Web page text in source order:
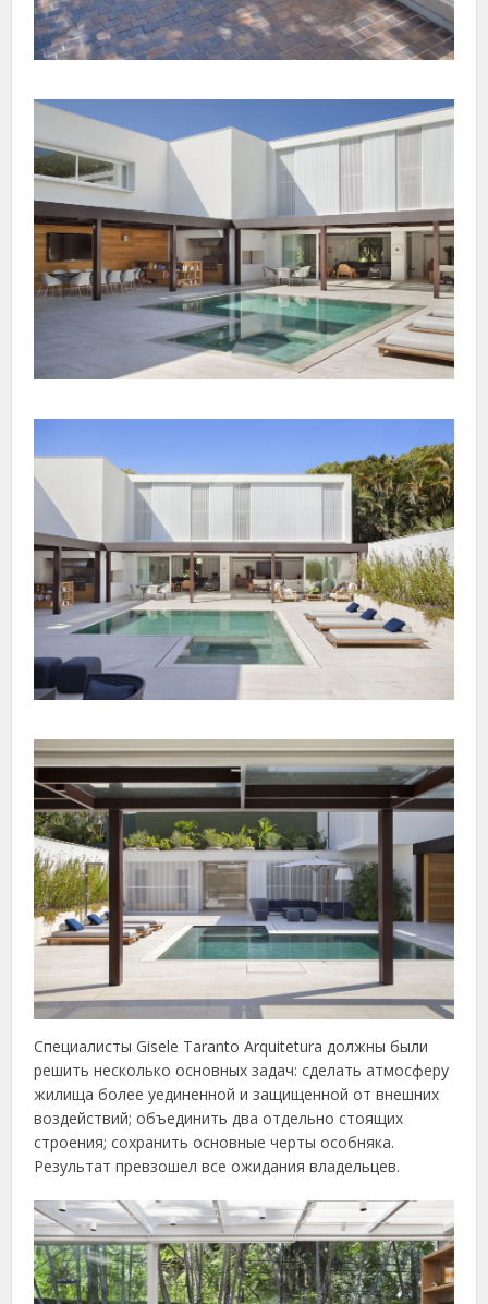
Специалисты Gisele Taranto Arquitetura должны были
решить несколько основных задач: сделать атмосферу
жилища более уединенной и защищенной от внешних
воздействий; объединить два отдельно стоящих
строения; сохранить основные черты особняка.
Результат превзошел все ожидания владельцев.